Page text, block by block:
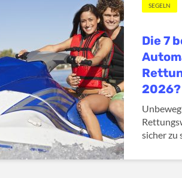
SEGELN
Die 7
2026?
sicher zu